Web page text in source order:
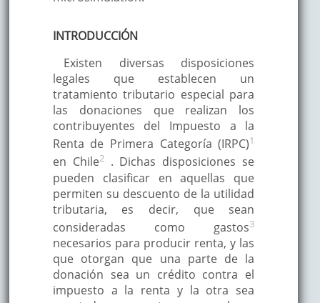
INTRODUCCIÓN
Existen diversas disposiciones
legales que establecen un
tratamiento tributario especial para
las donaciones que realizan los
contribuyentes del Impuesto a la
Renta de Primera Categoría (IRPC)1
en Chile2. Dichas disposiciones se
pueden clasificar en aquellas que
permiten su descuento de la utilidad
tributaria, es decir, que sean
consideradas como gastos3
necesarios para producir renta, y las
que otorgan que una parte de la
donación sea un crédito contra el
impuesto a la renta y la otra sea